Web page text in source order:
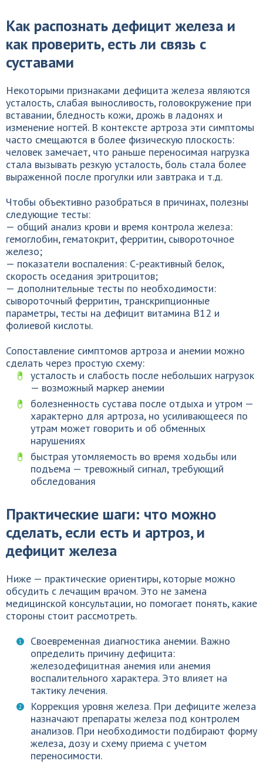
Как распознать дефицит железа и
как проверить, есть ли связь с
суставами
Некоторыми признаками дефицита железа являются
усталость, слабая выносливость, головокружение при
вставании, бледность кожи, дрожь в ладонях и
изменение ногтей. В контексте артроза эти симптомы
часто смещаются в более физическую плоскость:
человек замечает, что раньше переносимая нагрузка
стала вызывать резкую усталость, боль стала более
выраженной после прогулки или завтрака и т.д.
Чтобы объективно разобраться в причинах, полезны
следующие тесты:
— общий анализ крови и время контрола железа:
гемоглобин, гематокрит, ферритин, сывороточное
железо;
— показатели воспаления: С-реактивный белок,
скорость оседания эритроцитов;
— дополнительные тесты по необходимости:
сывороточный ферритин, транскрипционные
параметры, тесты на дефицит витамина В12 и
фолиевой кислоты.
Сопоставление симптомов артроза и анемии можно
сделать через простую схему:
усталость и слабость после небольших нагрузок
— возможный маркер анемии
болезненность сустава после отдыха и утром —
характерно для артроза, но усиливающееся по
утрам может говорить и об обменных
нарушениях
быстрая утомляемость во время ходьбы или
подъема — тревожный сигнал, требующий
обследования
Практические шаги: что можно
сделать, если есть и артроз, и
дефицит железа
Ниже — практические ориентиры, которые можно
обсудить с лечащим врачом. Это не замена
медицинской консультации, но помогает понять, какие
стороны стоит рассмотреть.
Своевременная диагностика анемии. Важно
определить причину дефицита:
железодефицитная анемия или анемия
воспалительного характера. Это влияет на
тактику лечения.
Коррекция уровня железа. При дефиците железа
назначают препараты железа под контролем
анализов. При необходимости подбирают форму
железа, дозу и схему приема с учетом
переносимости.